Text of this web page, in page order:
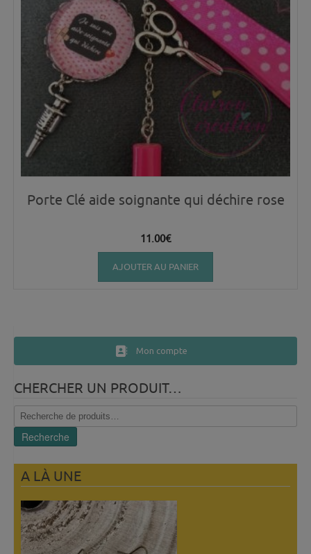
Porte Clé aide soignante qui déchire rose
11.00€
AJOUTER AU PANIER
Mon compte
CHERCHER UN PRODUIT…
Recherche
pour :
Recherche
A LÀ UNE